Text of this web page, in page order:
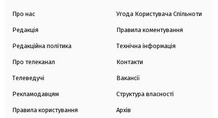
Про нас
Редакція
Редакційна політика
Про телеканал
Телеведучі
Рекламодавцям
Правила користування
Угода Користувача Спільноти
Правила коментування
Технічна інформація
Контакти
Вакансії
Структура власності
Архів